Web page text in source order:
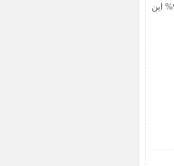
تذکر ۵: پرداخت هزینه های ارسال تجهیزات و محصولات پیش از برگزاری نمایشگاه بر عهده شرکتهای متقاضی بوده و با ارائه مدارک مربوطه پس از برگزاری نمایشگاه تا ۷۰% این